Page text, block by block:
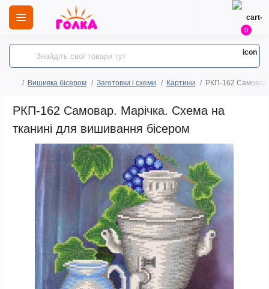
0
Вишивка бісером Заготовки і схеми Картини РКП-162 Самовар.
РКП-162 Самовар. Марічка. Схема на
тканині для вишивання бісером